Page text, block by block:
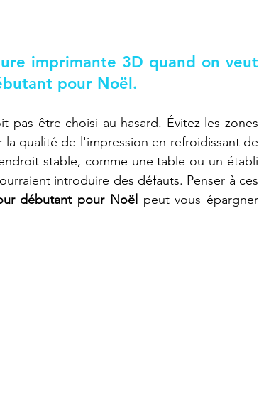
imprimante 3D quand on veut
pour Noël.
pas être choisi au hasard. Évitez les zones
qualité de l'impression en refroidissant de
stable, comme une table ou un établi
introduire des défauts. Penser à ces
débutant pour Noël peut vous épargner